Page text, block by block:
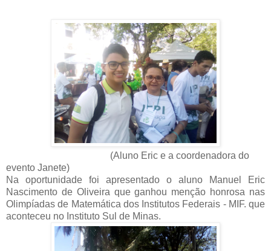
(Aluno Eric e a coordenadora do
evento Janete)
Na oportunidade foi apresentado o aluno Manuel Eric
Nascimento de Oliveira que ganhou menção honrosa nas
Olimpíadas de Matemática dos Institutos Federais - MIF. que
aconteceu no Instituto Sul de Minas.